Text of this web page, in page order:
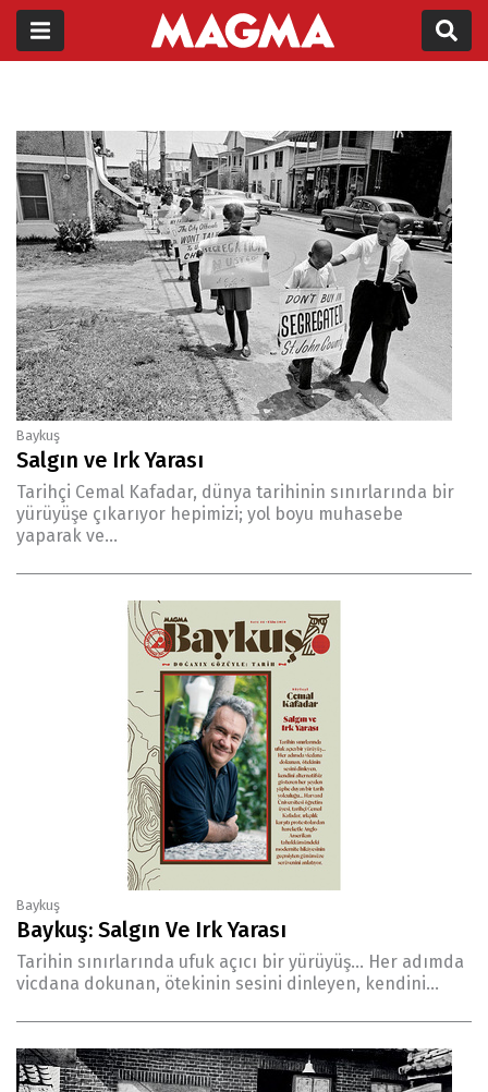
Baykuş
Salgın ve Irk Yarası
Tarihçi Cemal Kafadar, dünya tarihinin sınırlarında bir
yürüyüşe çıkarıyor hepimizi; yol boyu muhasebe
yaparak ve...
Baykuş
Baykuş: Salgın Ve Irk Yarası
Tarihin sınırlarında ufuk açıcı bir yürüyüş... Her adımda
vicdana dokunan, ötekinin sesini dinleyen, kendini...